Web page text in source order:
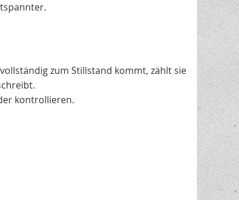
zum Stillstand kommt, zählt sie
kontrollieren.